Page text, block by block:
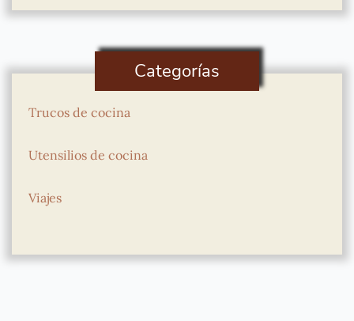
Categorías
Trucos de cocina
Utensilios de cocina
Viajes